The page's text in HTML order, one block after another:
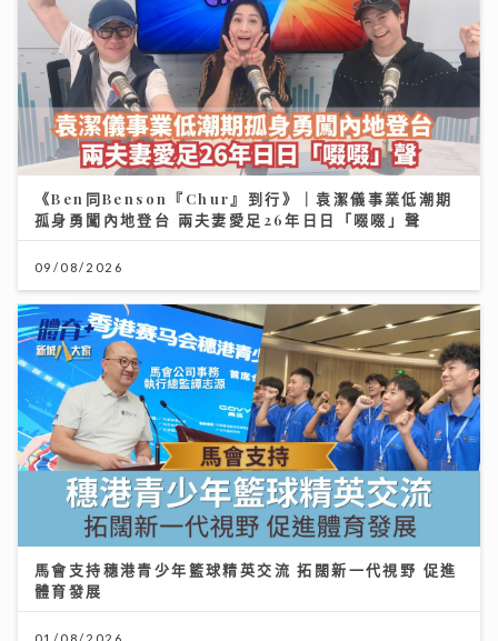
《Ben同Benson『Chur』到行》｜袁潔儀事業低潮期
孤身勇闖內地登台 兩夫妻愛足26年日日「啜啜」聲
09/08/2026
馬會支持穗港青少年籃球精英交流 拓闊新一代視野 促進
體育發展